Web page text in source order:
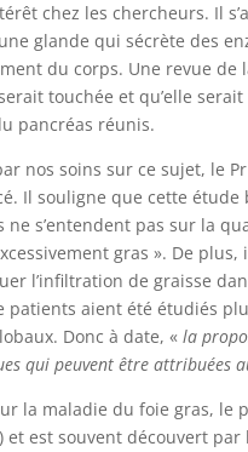
chez les chercheurs. Il
glande qui sécrète des
du corps. Une revue
touchée et qu’elle
pancréas réunis.
nos soins sur ce sujet, le
Il souligne que cette
ne s’entendent pas sur la
gras ». De
l’infiltration de graisse
patients aient été étudiés
Donc à date, « la
qui peuvent être attribuées
la maladie du foie gras, le
et est souvent découvert par